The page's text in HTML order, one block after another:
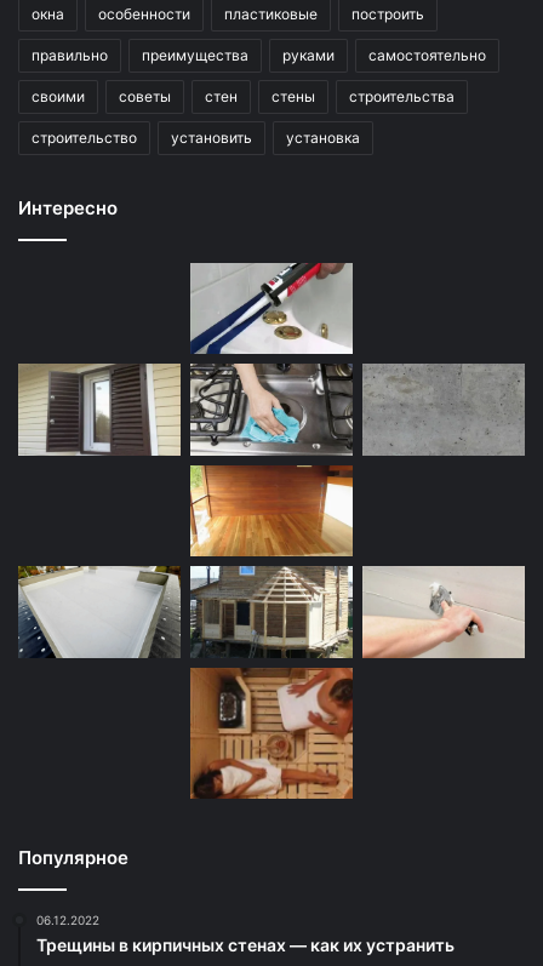
окна особенности пластиковые построить
правильно преимущества руками самостоятельно
своими советы стен стены строительства
строительство установить установка
Интересно
Популярное
06.12.2022
Трещины в кирпичных стенах — как их устранить